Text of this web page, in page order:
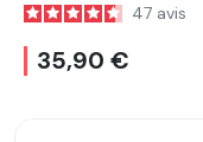
47 avis
35,90 €